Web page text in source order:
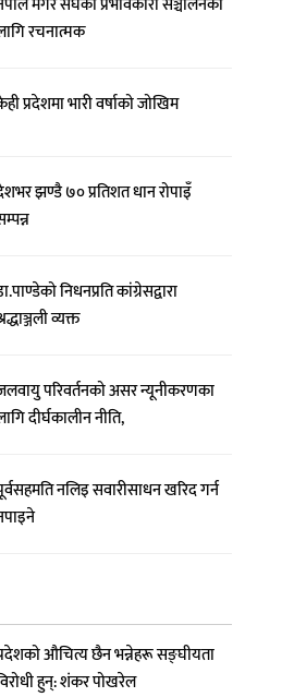
रचनात्मक
प्रदेशमा भारी वर्षाको जोखिम
झण्डै ७० प्रतिशत धान रोपाइँ
निधनप्रति कांग्रेसद्वारा
व्यक्त
परिवर्तनको असर न्यूनीकरणका
दीर्घकालीन नीति,
नलिइ सवारीसाधन खरिद गर्न
औचित्य छैन भन्नेहरू सङ्घीयता
हुन्: शंकर पोखरेल